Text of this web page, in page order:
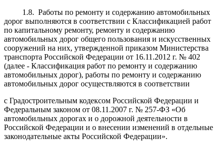
1.8. Работы по ремонту и содержанию автомобильных
дорог выполняются в соответствии с Классификацией работ
по капитальному ремонту, ремонту и содержанию
автомобильных дорог общего пользования и искусственных
сооружений на них, утвержденной приказом Министерства
транспорта Российской Федерации от 16.11.2012 г. № 402
(далее - Классификация работ по ремонту и содержанию
автомобильных дорог), работы по ремонту и содержанию
автомобильных дорог осуществляются в соответствии
с Градостроительным кодексом Российской Федерации и
Федеральным законом от 08.11.2007 г. № 257-ФЗ «Об
автомобильных дорогах и о дорожной деятельности в
Российской Федерации и о внесении изменений в отдельные
законодательные акты Российской Федерации».